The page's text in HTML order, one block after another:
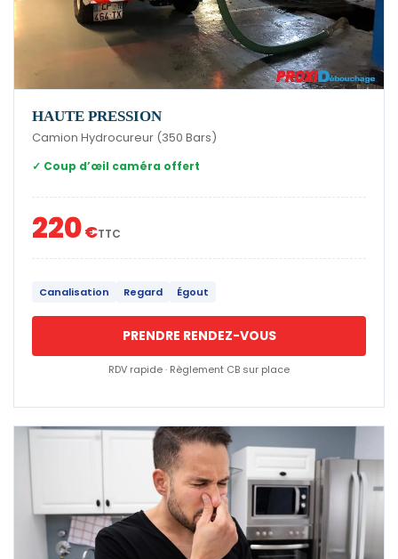
HAUTE PRESSION
Camion Hydrocureur (350 Bars)
✓ Coup d’œil caméra offert
220€TTC
Canalisation Regard Égout
PRENDRE RENDEZ-VOUS
RDV rapide · Règlement CB sur place